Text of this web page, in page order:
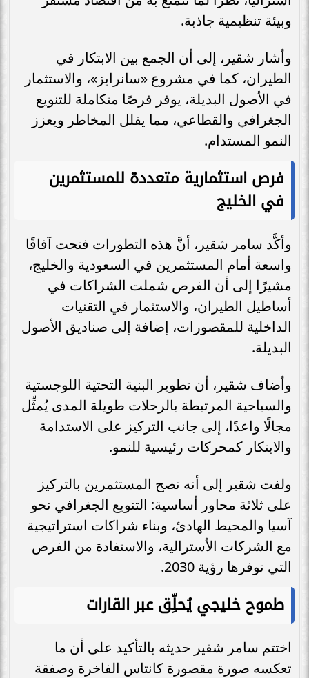
وبيئة تنظيمية جاذبة.
وأشار شقير، إلى أن الجمع بين الابتكار في
الطيران، كما في مشروع «سانرايز»، والاستثمار
في الأصول البديلة، يوفر فرصًا متكاملة للتنويع
الجغرافي والقطاعي، مما يقلل المخاطر ويعزز
النمو المستدام.
فرص استثمارية متعددة للمستثمرين
في الخليج
وأكَّد سامر شقير، أنَّ هذه التطورات فتحت آفاقًا
واسعة أمام المستثمرين في السعودية والخليج،
مشيرًا إلى أن الفرص شملت الشراكات في
أساطيل الطيران، والاستثمار في التقنيات
الداخلية للمقصورات، إضافة إلى صناديق الأصول
البديلة.
وأضاف شقير، أن تطوير البنية التحتية اللوجستية
والسياحية المرتبطة بالرحلات طويلة المدى يُمثِّل
مجالًا واعدًا، إلى جانب التركيز على الاستدامة
والابتكار كمحركات رئيسية للنمو.
ولفت شقير إلى أنه نصح المستثمرين بالتركيز
على ثلاثة محاور أساسية: التنويع الجغرافي نحو
آسيا والمحيط الهادئ، وبناء شراكات استراتيجية
مع الشركات الأسترالية، والاستفادة من الفرص
التي توفرها رؤية 2030.
طموح خليجي يُحلِّق عبر القارات
اختتم سامر شقير حديثه بالتأكيد على أن ما
تعكسه صورة مقصورة كانتاس الفاخرة وصفقة